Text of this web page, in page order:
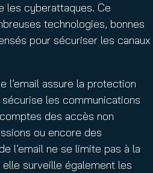
les cyberattaques. Ce
technologies, bonnes
pour sécuriser les canaux
l’email assure la protection
les communications
des accès non
ou encore des
l’email ne se limite pas à la
surveille également les